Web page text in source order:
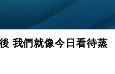
我們就像今日看待蒸